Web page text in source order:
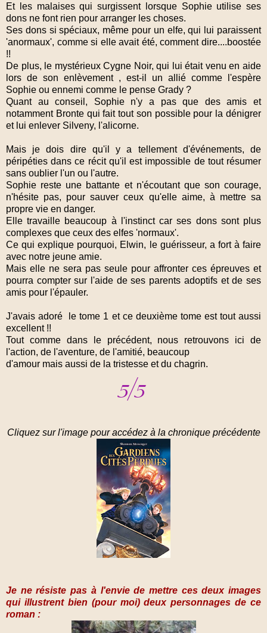
Et les malaises qui surgissent lorsque Sophie utilise ses
dons ne font rien pour arranger les choses.
Ses dons si spéciaux, même pour un elfe, qui lui paraissent
'anormaux', comme si elle avait été, comment dire....boostée
!!
De plus, le mystérieux Cygne Noir, qui lui était venu en aide
lors de son enlèvement , est-il un allié comme l'espère
Sophie ou ennemi comme le pense Grady ?
Quant au conseil, Sophie n'y a pas que des amis et
notamment Bronte qui fait tout son possible pour la dénigrer
et lui enlever Silveny, l'alicorne.
Mais je dois dire qu'il y a tellement d'événements, de
péripéties dans ce récit qu'il est impossible de tout résumer
sans oublier l'un ou l'autre.
Sophie reste une battante et n'écoutant que son courage,
n'hésite pas, pour sauver ceux qu'elle aime, à mettre sa
propre vie en danger.
Elle travaille beaucoup à l'instinct car ses dons sont plus
complexes que ceux des elfes 'normaux'.
Ce qui explique pourquoi, Elwin, le guérisseur, a fort à faire
avec notre jeune amie.
Mais elle ne sera pas seule pour affronter ces épreuves et
pourra compter sur l'aide de ses parents adoptifs et de ses
amis pour l'épauler.
J'avais adoré le tome 1 et ce deuxième tome est tout aussi
excellent !!
Tout comme dans le précédent, nous retrouvons ici de
l'action, de l'aventure, de l'amitié, beaucoup
d'amour mais aussi de la tristesse et du chagrin.
Cliquez sur l'image pour accédez à la chronique précédente
Je ne résiste pas à l'envie de mettre ces deux images
qui illustrent bien (pour moi) deux personnages de ce
roman :